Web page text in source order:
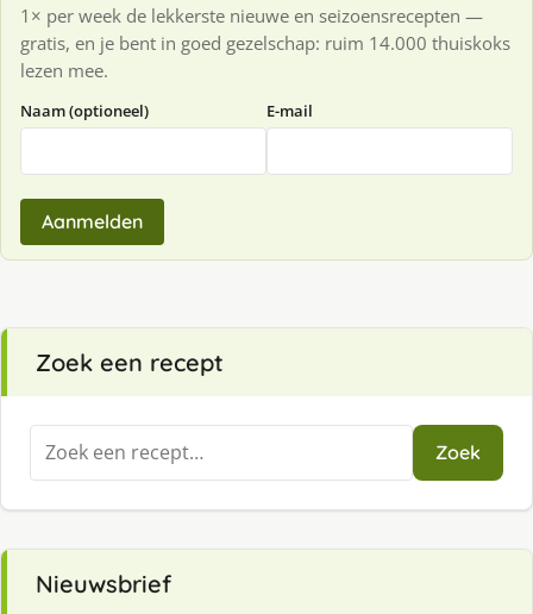
1× per week de lekkerste nieuwe en seizoensrecepten —
gratis, en je bent in goed gezelschap: ruim 14.000 thuiskoks
lezen mee.
Naam (optioneel) E-mail
Aanmelden
Zoek een recept
Zoeken
naar:
Zoek
Nieuwsbrief